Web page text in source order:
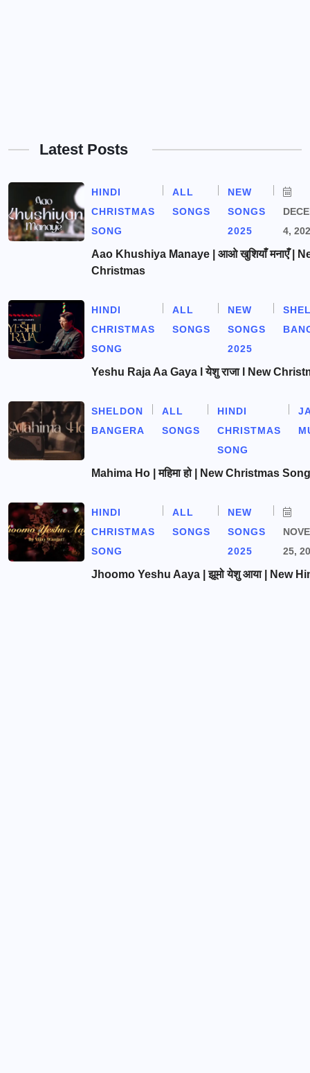
Latest Posts
HINDI
CHRISTMAS
SONG
ALL
SONGS
NEW
SONGS
2025
4,
Aao Khushiya Manaye | आओ खुशियाँ मनाएँ |
Christmas
HINDI
CHRISTMAS
SONG
ALL
SONGS
NEW
SONGS
2025
Yeshu Raja Aa Gaya l येशु राजा l New
SHELDON
BANGERA
ALL
SONGS
HINDI
CHRISTMAS
SONG
Mahima Ho | महिमा हो | New Christmas Song
HINDI
CHRISTMAS
SONG
ALL
SONGS
NEW
SONGS
2025
25,
Jhoomo Yeshu Aaya | झूमो येशु आया | New